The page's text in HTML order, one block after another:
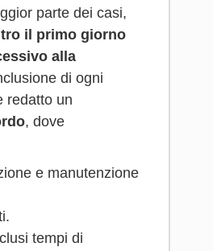
parte dei casi,
il primo giorno
alla
di ogni
redatto un
, dove
e manutenzione
tempi di